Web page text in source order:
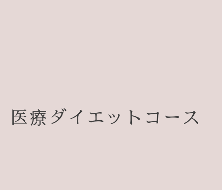
医療ダイエットコース